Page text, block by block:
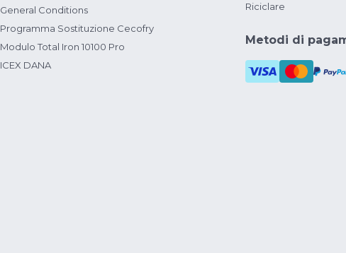
General Conditions
Programma Sostituzione Cecofry
Modulo Total Iron 10100 Pro
ICEX DANA
Riciclare
Metodi di